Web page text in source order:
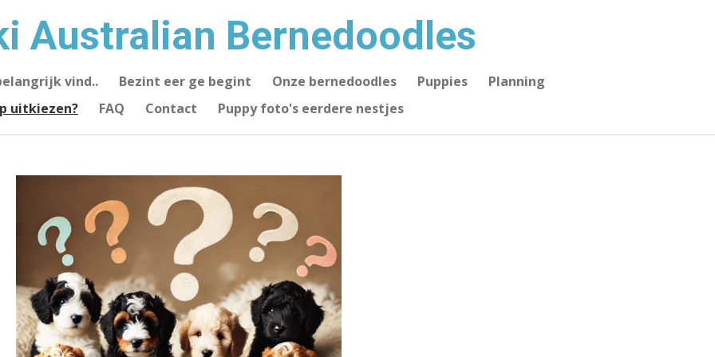
Australian Bernedoodles
vind.. Bezint eer ge begint Onze bernedoodles Puppies
Planning
uitkiezen?
FAQ Contact Puppy foto's eerdere nestjes